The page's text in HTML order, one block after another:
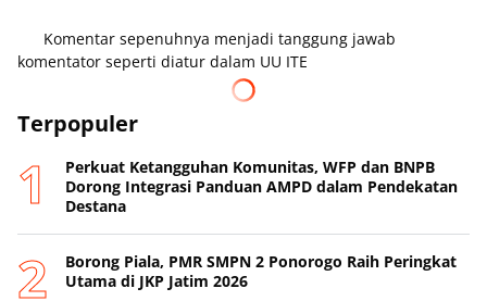
Komentar sepenuhnya menjadi tanggung jawab
komentator seperti diatur dalam UU ITE
Terpopuler
Perkuat Ketangguhan Komunitas, WFP dan BNPB
Dorong Integrasi Panduan AMPD dalam Pendekatan
Destana
Borong Piala, PMR SMPN 2 Ponorogo Raih Peringkat
Utama di JKP Jatim 2026